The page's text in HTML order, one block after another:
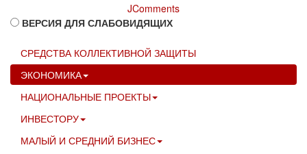
JComments
ВЕРСИЯ ДЛЯ СЛАБОВИДЯЩИХ
СРЕДСТВА КОЛЛЕКТИВНОЙ ЗАЩИТЫ
ЭКОНОМИКА
НАЦИОНАЛЬНЫЕ ПРОЕКТЫ
ИНВЕСТОРУ
МАЛЫЙ И СРЕДНИЙ БИЗНЕС